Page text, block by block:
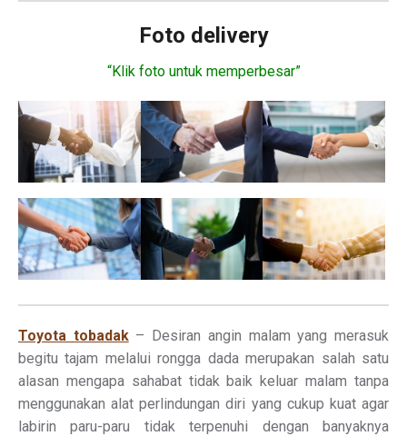
Foto delivery
“Klik foto untuk memperbesar”
Toyota tobadak– Desiran angin malam yang merasuk
begitu tajam melalui rongga dada merupakan salah satu
alasan mengapa sahabat tidak baik keluar malam tanpa
menggunakan alat perlindungan diri yang cukup kuat agar
labirin paru-paru tidak terpenuhi dengan banyaknya